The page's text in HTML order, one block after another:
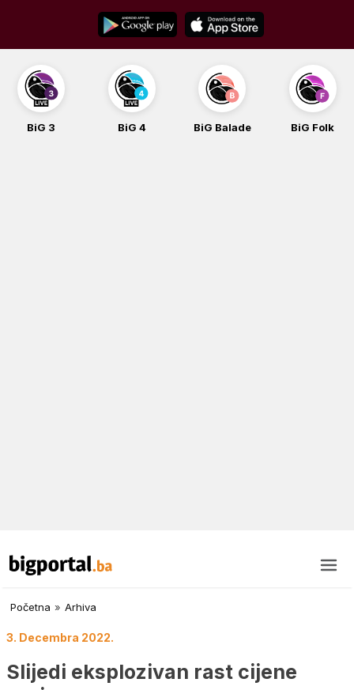
content
BiG 3 BiG 4 BiG Balade BiG Folk
Početna » Arhiva
3. Decembra 2022.
Slijedi eksplozivan rast cijene